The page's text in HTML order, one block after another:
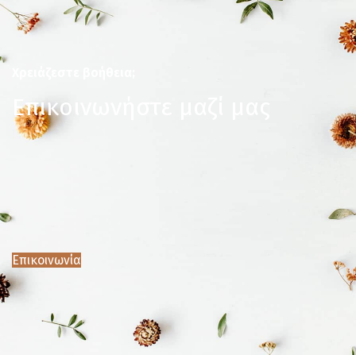
Επικοινωνήστε μαζί μας
Επικοινωνία